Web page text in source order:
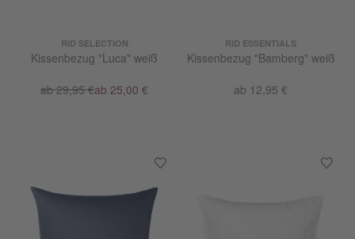
RID SELECTION
Kissenbezug "Luca" weiß
ab 29,95 €ab 25,00 €
RID ESSENTIALS
Kissenbezug "Bamberg" weiß
ab 12,95 €